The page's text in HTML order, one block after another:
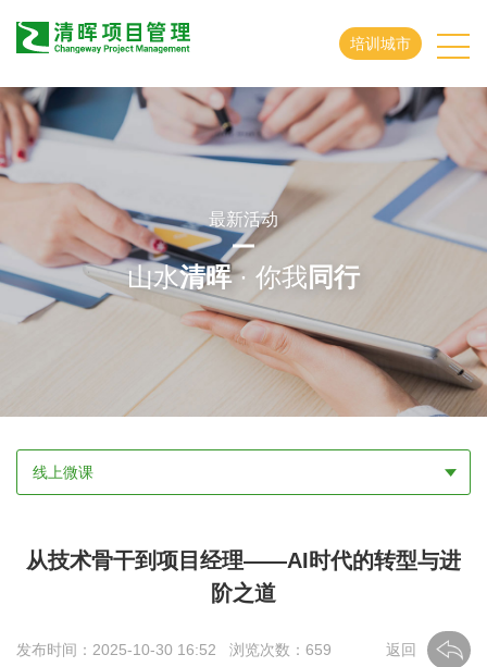
培训城市
最新活动
山水清晖· 你我 同行
线上微课
从技术骨干到项目经理——AI时代的转型与进
阶之道
发布时间：2025-10-30 16:52 浏览次数：659 返回